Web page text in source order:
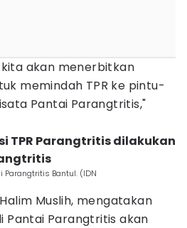
akan menerbitkan
memindah TPR ke pintu-
Pantai Parangtritis,"
TPR Parangtritis dilakukan
Parangtritis Bantul. (IDN
Muslih, mengatakan
Pantai Parangtritis akan